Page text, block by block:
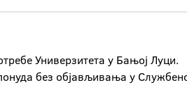
Универзитета у Бањој Луци.
без објављивања у